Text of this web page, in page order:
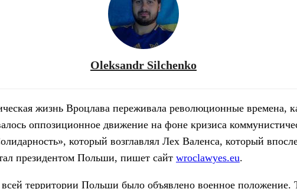
Oleksandr Silchenko
жизнь Вроцлава переживала революционные времена,
оппозиционное движение на фоне кризиса
который возглавлял Лех Валенса, который
президентом Польши, пишет сайт wroclawyes.eu.
территории Польши было объявлено военное